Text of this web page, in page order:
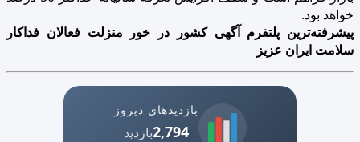
خواهد بود.
پیشرفته‌ترین پلتفرم آگهی کشور در خور منزلت فعالان فداکار
سلامت ایران عزیز
بازدیدهای دیروز
2,794بازدید